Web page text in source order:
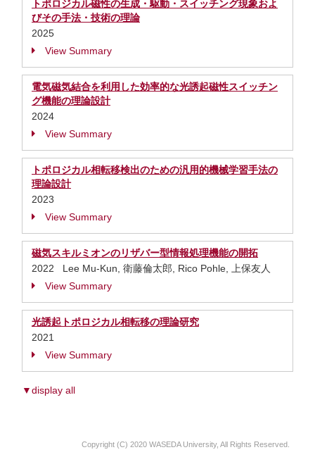
トポロジカル磁性の生成・駆動・スイッチング現象およ
びその手法・技術の理論
2025
View Summary
電気磁気結合を利用した効率的な光誘起磁性スイッチン
グ機能の理論設計
2024
View Summary
トポロジカル相転移検出のための汎用的機械学習手法の
理論設計
2023
View Summary
磁気スキルミオンのリザバー型情報処理機能の開拓
2022 Lee Mu-Kun, 衛藤倫太郎, Rico Pohle, 上保友人
View Summary
光誘起トポロジカル相転移の理論研究
2021
View Summary
▼display all
Copyright (C) 2020 WASEDA University, All Rights Reserved.